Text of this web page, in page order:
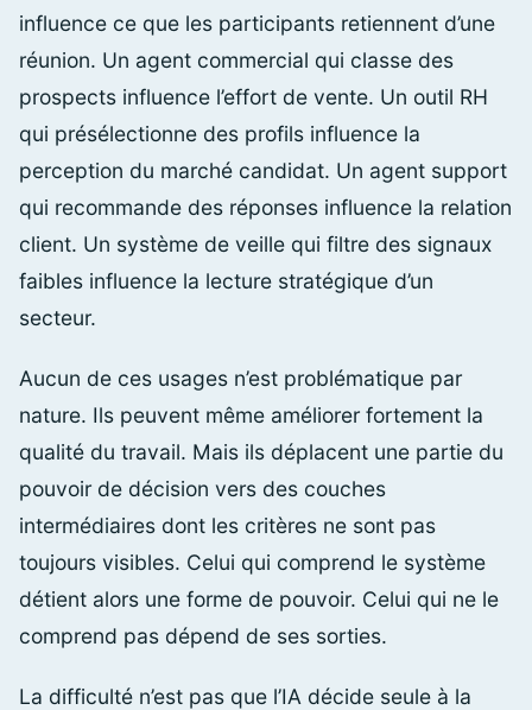
influence ce que les participants retiennent d’une
réunion. Un agent commercial qui classe des
prospects influence l’effort de vente. Un outil RH
qui présélectionne des profils influence la
perception du marché candidat. Un agent support
qui recommande des réponses influence la relation
client. Un système de veille qui filtre des signaux
faibles influence la lecture stratégique d’un
secteur.
Aucun de ces usages n’est problématique par
nature. Ils peuvent même améliorer fortement la
qualité du travail. Mais ils déplacent une partie du
pouvoir de décision vers des couches
intermédiaires dont les critères ne sont pas
toujours visibles. Celui qui comprend le système
détient alors une forme de pouvoir. Celui qui ne le
comprend pas dépend de ses sorties.
La difficulté n’est pas que l’IA décide seule à la